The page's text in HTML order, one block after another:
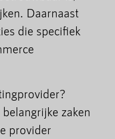
Daarnaast
die specifiek
zaken
provider